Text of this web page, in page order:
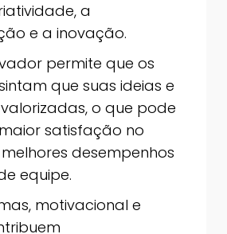
a
e a inovação.
permite que os
que suas ideias e
o que pode
satisfação no
desempenhos
equipe.
motivacional e